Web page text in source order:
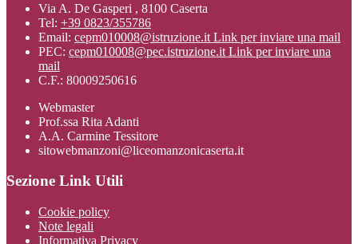
Via A. De Gasperi , 8100 Caserta
Tel: +39 0823/355786
Email: cepm010008@istruzione.it Link per inviare una mail
PEC: cepm010008@pec.istruzione.it Link per inviare una
mail
C.F.: 80009250616
Webmaster
Prof.ssa Rita Adanti
A.A. Carmine Tessitore
sitowebmanzoni@liceomanzonicaserta.it
Sezione Link Utili
Cookie policy
Note legali
Informativa Privacy